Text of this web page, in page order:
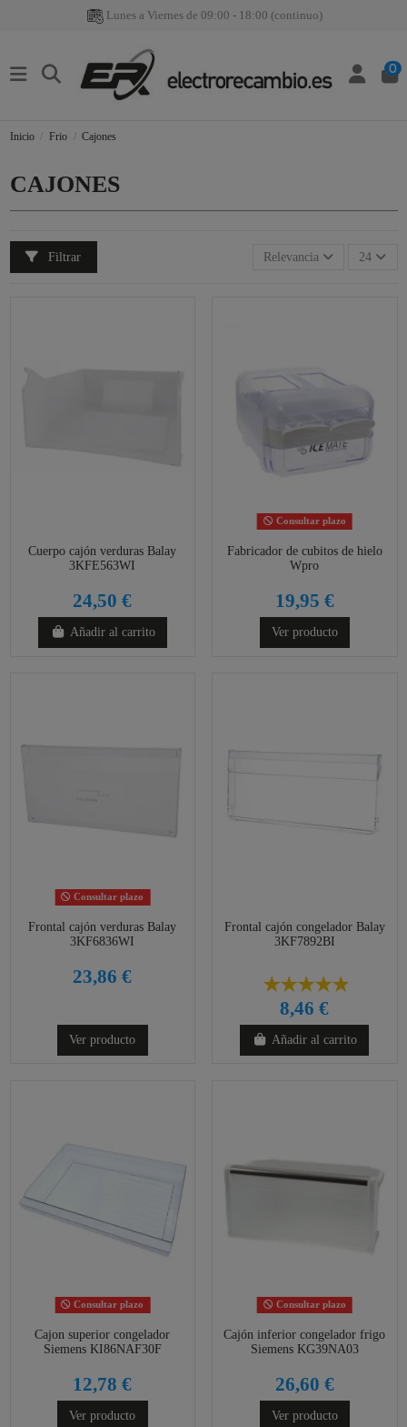
Lunes a Viernes de 09:00 - 18:00 (continuo)
0
Inicio Frio Cajones
CAJONES
Filtrar Relevancia 24
Cuerpo cajón verduras Balay
3KFE563WI
24,50 €
Añadir al carrito
Consultar plazo
Fabricador de cubitos de hielo
Wpro
19,95 €
Ver producto
Consultar plazo
Frontal cajón verduras Balay
3KF6836WI
23,86 €
Ver producto
Frontal cajón congelador Balay
3KF7892BI
8,46 €
Añadir al carrito
Consultar plazo
Cajon superior congelador
Siemens KI86NAF30F
12,78 €
Ver producto
Consultar plazo
Cajón inferior congelador frigo
Siemens KG39NA03
26,60 €
Ver producto